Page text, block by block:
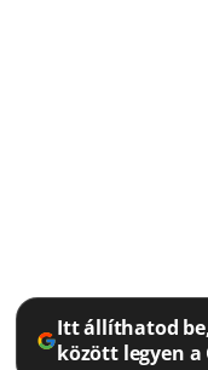
Itt állíthatod
között legyen